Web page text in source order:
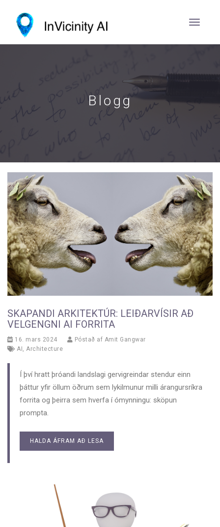
Blogg
SKAPANDI ARKITEKTÚR: LEIÐARVÍSIR AÐ
VELGENGNI AI FORRITA
16. mars 2024 Póstað af Amit Gangwar
AI , Architecture
Í því hratt þróandi landslagi gervigreindar stendur einn
þáttur yfir öllum öðrum sem lykilmunur milli árangursríkra
forrita og þeirra sem hverfa í ómynningu: sköpun
prompta.
HALDA ÁFRAM AÐ LESA